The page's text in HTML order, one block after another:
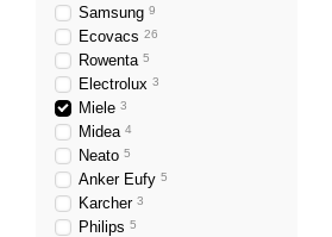
Samsung 9
Ecovacs 26
Rowenta 5
Electrolux 3
Miele 3
Midea 4
Neato 5
Anker Eufy 5
Karcher 3
Philips 5